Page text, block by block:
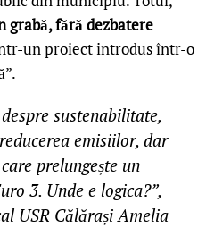
grabă, fără dezbatere
un proiect introdus într-o
sustenabilitate,
emisiilor, dar
prelungește un
3. Unde e logica?”,
USR Călărași Amelia